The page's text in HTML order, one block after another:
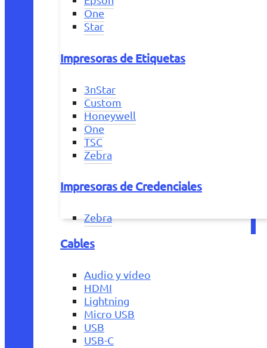
One
Star
Impresoras de Etiquetas
3nStar
Custom
Honeywell
One
TSC
Zebra
Impresoras de Credenciales
Zebra
Cables
Audio y vídeo
HDMI
Lightning
Micro USB
USB
USB-C